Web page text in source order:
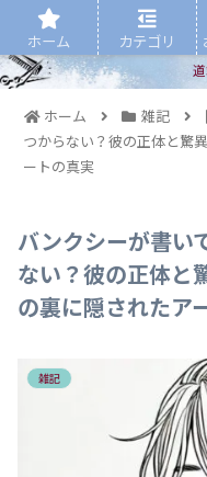
ホーム 雑記
つからない？彼の正体と驚
ートの真実
バンクシーが書い
ない？彼の正体と
の裏に隠されたア
雑記
ホーム カテゴリ